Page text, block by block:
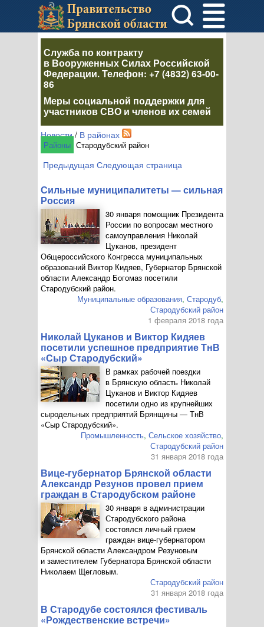
Служба по контракту
в Вооруженных Силах Российской
Федерации. Телефон: +7 (4832) 63-00-
86
Меры социальной поддержки для
участников СВО и членов их семей
Новости/ В районах
Районы Стародубский район
Предыдущая Следующая страница
Сильные муниципалитеты — сильная
Россия
30 января помощник Президента
России по вопросам местного
самоуправления Николай
Цуканов, президент
Общероссийского Конгресса муниципальных
образований Виктор Кидяев, Губернатор Брянской
области Александр Богомаз посетили
Стародубский район.
Муниципальные образования, Стародуб,
Стародубский район
1 февраля 2018 года
Николай Цуканов и Виктор Кидяев
посетили успешное предприятие ТнВ
«Сыр Стародубский»
В рамках рабочей поездки
в Брянскую область Николай
Цуканов и Виктор Кидяев
посетили одно из крупнейших
сыродельных предприятий Брянщины — ТнВ
«Сыр Стародубский».
Промышленность, Сельское хозяйство,
Стародубский район
31 января 2018 года
Вице-губернатор Брянской области
Александр Резунов провел прием
граждан в Стародубском районе
30 января в администрации
Стародубского района
состоялся личный прием
граждан вице-губернатором
Брянской области Александром Резуновым
и заместителем Губернатора Брянской области
Николаем Щегловым.
Стародубский район
31 января 2018 года
В Стародубе состоялся фестиваль
«Рождественские встречи»